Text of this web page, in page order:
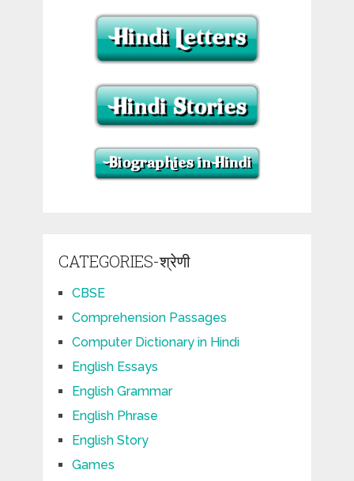
CATEGORIES-श्रेणी
CBSE
Comprehension Passages
Computer Dictionary in Hindi
English Essays
English Grammar
English Phrase
English Story
Games